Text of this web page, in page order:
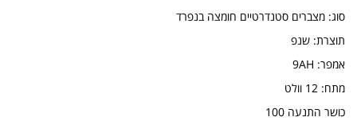
סוג: מצברים סטנדרטיים חומצה בנפרד
תוצרת: שנפ
אמפר: 9AH
מתח: 12 וולט
כושר התנעה 100